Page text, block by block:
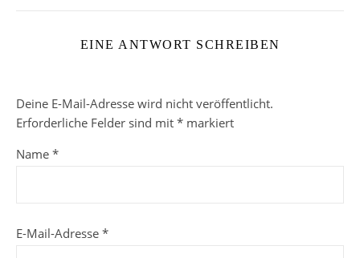
EINE ANTWORT SCHREIBEN
Deine E-Mail-Adresse wird nicht veröffentlicht.
Erforderliche Felder sind mit * markiert
Name *
E-Mail-Adresse *